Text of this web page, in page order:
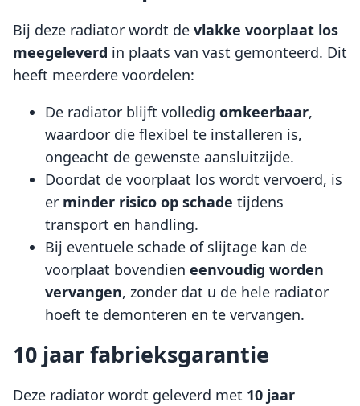
Bij deze radiator wordt de vlakke voorplaat los
meegeleverd in plaats van vast gemonteerd. Dit
heeft meerdere voordelen:
De radiator blijft volledig omkeerbaar,
waardoor die flexibel te installeren is,
ongeacht de gewenste aansluitzijde.
Doordat de voorplaat los wordt vervoerd, is
er minder risico op schade tijdens
transport en handling.
Bij eventuele schade of slijtage kan de
voorplaat bovendien eenvoudig worden
vervangen, zonder dat u de hele radiator
hoeft te demonteren en te vervangen.
10 jaar fabrieksgarantie
Deze radiator wordt geleverd met 10 jaar